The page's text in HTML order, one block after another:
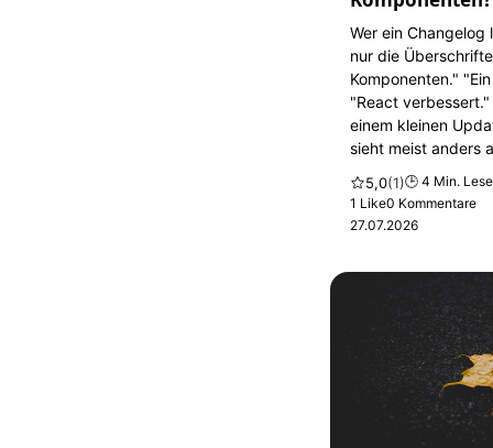
Wer ein Changelog
nur die
Komponenten."
"React
einem kleinen
sieht meist anders
5,0(1)🕒 4 Min.
1 Like0 Kommentare
27.07.2026